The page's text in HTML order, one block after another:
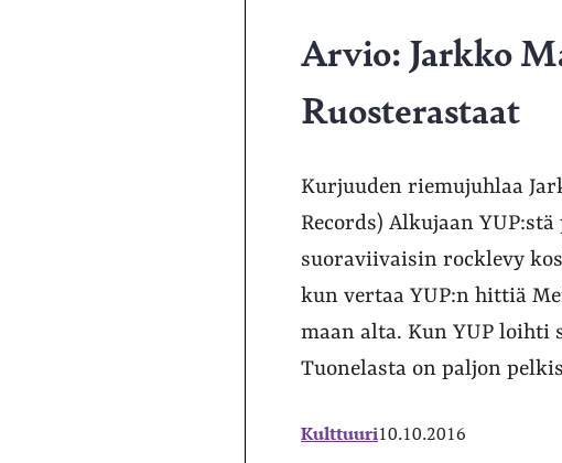
Arvio: Jarkko
Ruosterastaat
Kurjuuden riemujuhlaa
Records) Alkujaan
suoraviivaisin rocklevy
kun vertaa YUP:n hittiä
maan alta. Kun YUP loihti
Tuonelasta on paljon
Kulttuuri10.10.2016